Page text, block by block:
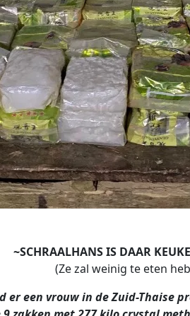
~SCHRAALHANS IS DAAR
(Ze zal weinig te eten
er een vrouw in de Zuid-Thaise